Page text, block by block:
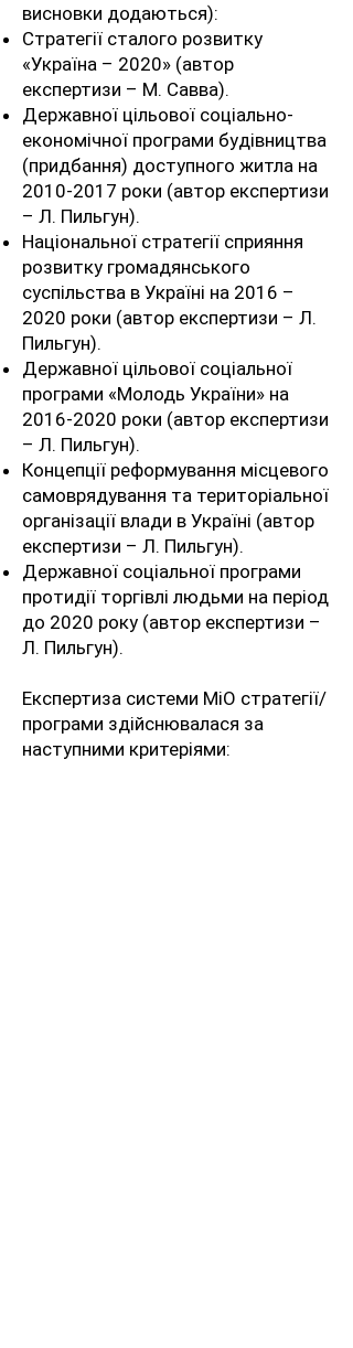
висновки додаються):
Стратегії сталого розвитку
«Україна – 2020» (автор
експертизи – М. Савва).
Державної цільової соціально-
економічної програми будівництва
(придбання) доступного житла на
2010-2017 роки (автор експертизи
– Л. Пильгун).
Національної стратегії сприяння
розвитку громадянського
суспільства в Україні на 2016 –
2020 роки (автор експертизи – Л.
Пильгун).
Державної цільової соціальної
програми «Молодь України» на
2016-2020 роки (автор експертизи
– Л. Пильгун).
Концепції реформування місцевого
самоврядування та територіальної
організації влади в Україні (автор
експертизи – Л. Пильгун).
Державної соціальної програми
протидії торгівлі людьми на період
до 2020 року (автор експертизи –
Л. Пильгун).
Експертиза системи МіО стратегії/
програми здійснювалася за
наступними критеріями: